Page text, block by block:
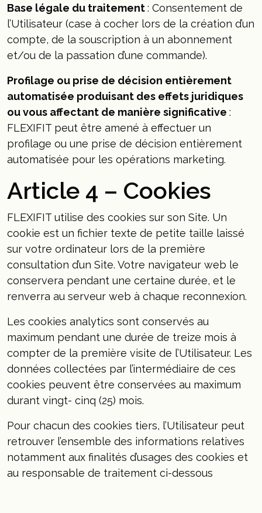
Base légale du traitement: Consentement de
l’Utilisateur (case à cocher lors de la création d’un
compte, de la souscription à un abonnement
et/ou de la passation d’une commande).
Profilage ou prise de décision entièrement
automatisée produisant des effets juridiques
ou vous affectant de manière significative :
FLEXIFIT peut être amené à effectuer un
profilage ou une prise de décision entièrement
automatisée pour les opérations marketing.
Article 4 – Cookies
FLEXIFIT utilise des cookies sur son Site. Un
cookie est un fichier texte de petite taille laissé
sur votre ordinateur lors de la première
consultation d’un Site. Votre navigateur web le
conservera pendant une certaine durée, et le
renverra au serveur web à chaque reconnexion.
Les cookies analytics sont conservés au
maximum pendant une durée de treize mois à
compter de la première visite de l’Utilisateur. Les
données collectées par l’intermédiaire de ces
cookies peuvent être conservées au maximum
durant vingt- cinq (25) mois.
Pour chacun des cookies tiers, l’Utilisateur peut
retrouver l’ensemble des informations relatives
notamment aux finalités d’usages des cookies et
au responsable de traitement ci-dessous